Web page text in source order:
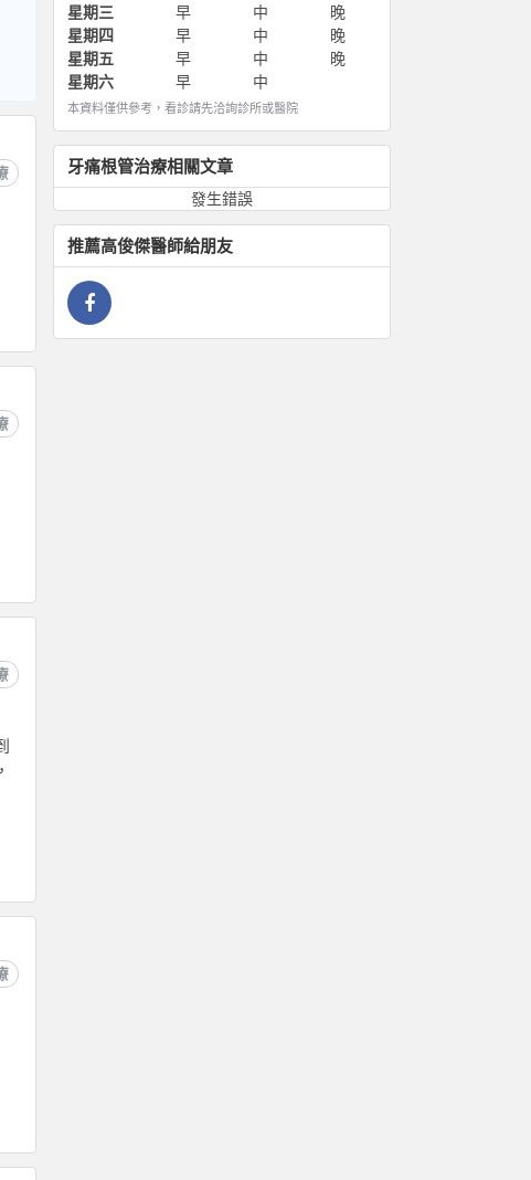
星期三
早 中
晚
星期四
早 中
晚
星期五
早 中
晚
星期六
早 中
本資料僅供參考，看診請先洽詢診所或醫院
牙痛根管治療相關文章
發生錯誤
推薦高俊傑醫師給朋友